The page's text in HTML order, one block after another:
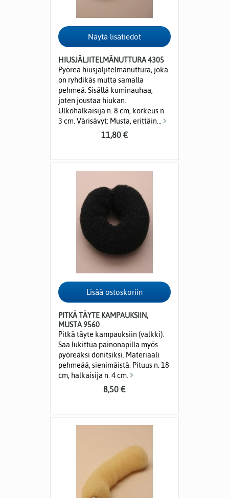
HIUSJÄLJITELMÄNUTTURA 4305
Pyöreä hiusjäljitelmänuttura, joka
on ryhdikäs mutta samalla
pehmeä. Sisällä kuminauhaa,
joten joustaa hiukan.
Ulkohalkaisija n. 8 cm, korkeus n.
3 cm. Värisävyt: Musta, erittäin...
11,80 €
PITKÄ TÄYTE KAMPAUKSIIN,
MUSTA 9560
Pitkä täyte kampauksiin (valkki).
Saa lukittua painonapilla myös
pyöreäksi donitsiksi. Materiaali
pehmeää, sienimäistä. Pituus n. 18
cm, halkaisija n. 4 cm.
8,50 €